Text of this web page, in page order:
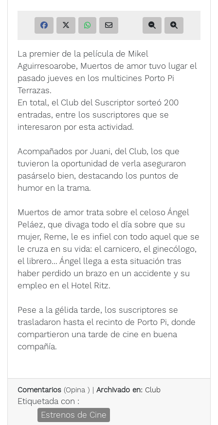
La premier de la película de Mikel
Aguirresoarobe, Muertos de amor tuvo lugar el
pasado jueves en los multicines Porto Pi
Terrazas.
En total, el Club del Suscriptor sorteó 200
entradas, entre los suscriptores que se
interesaron por esta actividad.
Acompañados por Juani, del Club, los que
tuvieron la oportunidad de verla aseguraron
pasárselo bien, destacando los puntos de
humor en la trama.
Muertos de amor trata sobre el celoso Ángel
Peláez, que divaga todo el día sobre que su
mujer, Reme, le es infiel con todo aquel que se
le cruza en su vida: el carnicero, el ginecólogo,
el librero... Ángel llega a esta situación tras
haber perdido un brazo en un accidente y su
empleo en el Hotel Ritz.
Pese a la gélida tarde, los suscriptores se
trasladaron hasta el recinto de Porto Pi, donde
compartieron una tarde de cine en buena
compañía.
Comentarios (Opina ) | Archivado en: Club
Etiquetada con :
Estrenos de Cine